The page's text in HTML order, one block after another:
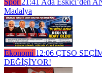
Madalya
Ekonomi 12:06 ÇTSO
DEĞİŞİYOR!